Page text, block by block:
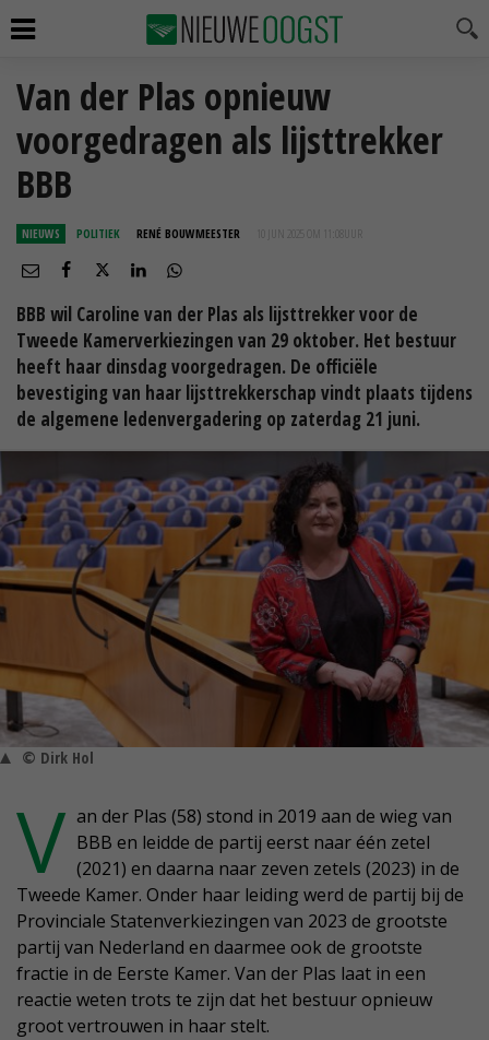
Van der Plas opnieuw
voorgedragen als lijsttrekker
BBB
NIEUWS POLITIEK RENÉ BOUWMEESTER 10 JUN 2025 OM 11:08
BBB wil Caroline van der Plas als lijsttrekker voor de
Tweede Kamerverkiezingen van 29 oktober. Het bestuur
heeft haar dinsdag voorgedragen. De officiële
bevestiging van haar lijsttrekkerschap vindt plaats tijdens
de algemene ledenvergadering op zaterdag 21 juni.
© Dirk Hol
V an der Plas (58) stond in 2019 aan de wieg van
BBB en leidde de partij eerst naar één zetel
(2021) en daarna naar zeven zetels (2023) in de
Tweede Kamer. Onder haar leiding werd de partij bij de
Provinciale Statenverkiezingen van 2023 de grootste
partij van Nederland en daarmee ook de grootste
fractie in de Eerste Kamer. Van der Plas laat in een
reactie weten trots te zijn dat het bestuur opnieuw
groot vertrouwen in haar stelt.